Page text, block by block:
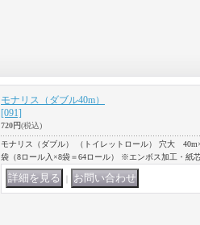
モナリス（ダブル40m）
[091]
720円(税込)
モナリス（ダブル） （トイレットロール） 穴大
袋（8ロール入×8袋＝64ロール） ※エンボス加工・紙